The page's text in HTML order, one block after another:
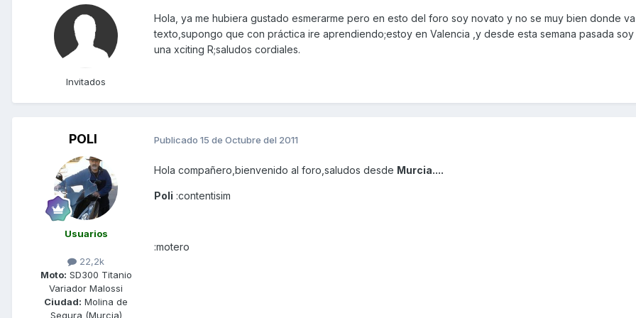
Invitados
Hola, ya me hubiera gustado esmerarme pero en esto del foro soy novato y no se muy bien donde
texto,supongo que con práctica ire aprendiendo;estoy en Valencia ,y desde esta semana pasada soy
una xciting R;saludos cordiales.
POLI
Usuarios
22,2k
Moto: SD300 Titanio
Variador Malossi
Ciudad: Molina de
Segura (Murcia)
Publicado 15 de Octubre del 2011
Hola compañero,bienvenido al foro,saludos desde Murcia....
Poli :contentisim
:motero